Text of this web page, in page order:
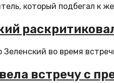
который подбегал к
во время
встречу с